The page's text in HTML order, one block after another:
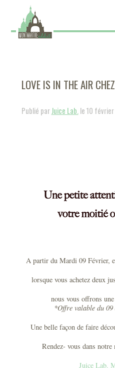
LOVE IS IN THE AIR
Publié parJuice Lab. le 10
A partir du Mardi 09 Février,
lorsque vous achetez deux
nous vous offrons
*Offre valable du
Une belle façon de faire
Rendez- vous dans notre
Juice Lab.